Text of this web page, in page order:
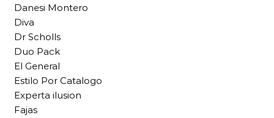
Danesi Montero
Diva
Dr Scholls
Duo Pack
El General
Estilo Por Catalogo
Experta ilusion
Fajas